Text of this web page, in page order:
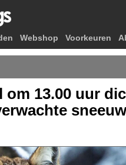
Webshop Voorkeuren
om 13.00 uur
sneeuw